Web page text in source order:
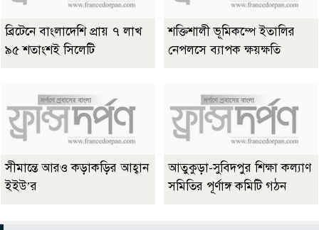
ব্রিটেনে বাংলাদেশি প্রায় ৭ লাখ
৯৫ শতাংশই সিলেটি
শক্তিশালী ভূমিকম্পে ইতালির
নেপলসে ব্যাপক ক্ষয়ক্ষতি
সীমান্তে আরও কড়াকড়ির আহ্বান
ইইউ’র
আতুকুড়া-সুবিদপুর শিক্ষা কল্যাণ
সমিতির পূর্ণাঙ্গ কমিটি গঠন